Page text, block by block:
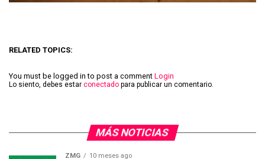
RELATED TOPICS:
You must be logged in to post a comment Login
Lo siento, debes estar conectado para publicar un comentario.
MÁS NOTICIAS
ZMG 10 meses ago